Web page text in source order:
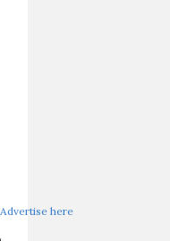
Advertise here